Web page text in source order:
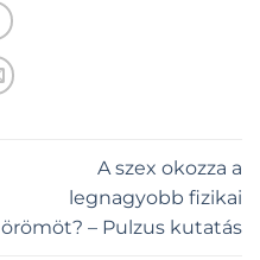
A szex okozza a
legnagyobb fizikai
örömöt? – Pulzus kutatás